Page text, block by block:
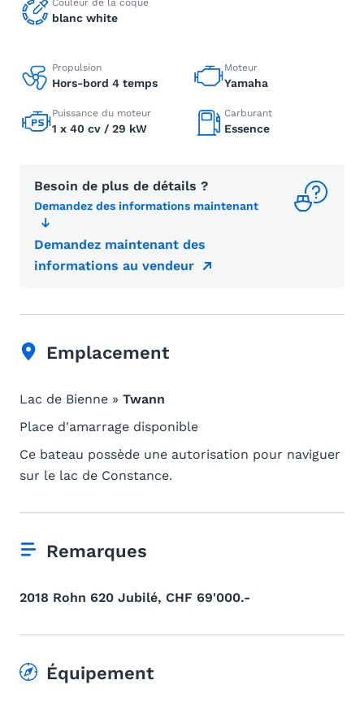
Couleur de la coque
blanc white
Propulsion
Hors-bord 4 temps
Moteur
Yamaha
Puissance du moteur
1 x 40 cv / 29 kW
Carburant
Essence
Besoin de plus de détails ?
Demandez des informations maintenant
Demandez maintenant des
informations au vendeur
Emplacement
Lac de Bienne » Twann
Place d'amarrage disponible
Ce bateau possède une autorisation pour naviguer
sur le lac de Constance.
Remarques
2018 Rohn 620 Jubilé, CHF 69'000.-
Équipement